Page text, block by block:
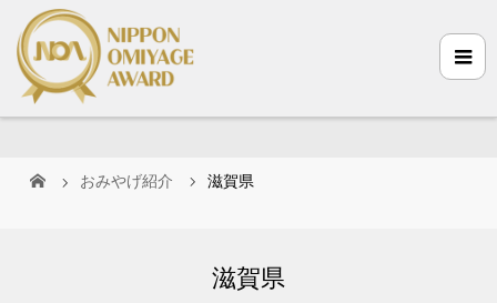
おみやげ紹介 滋賀県
滋賀県